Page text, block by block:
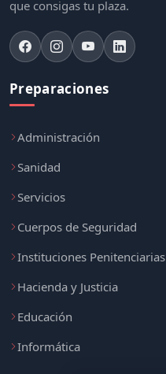
que consigas tu plaza.
Preparaciones
Administración
Sanidad
Servicios
Cuerpos de Seguridad
Instituciones Penitenciarias
Hacienda y Justicia
Educación
Informática